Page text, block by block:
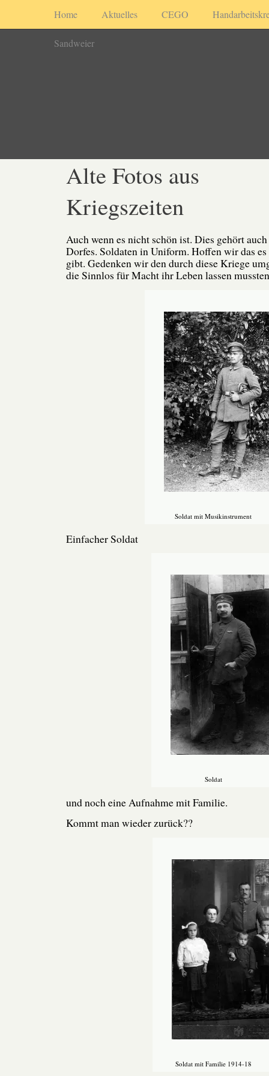
Home Aktuelles CEGO
Sandweier
Alte Fotos aus
Kriegszeiten
Auch wenn es nicht schön ist. Dies gehört
Dorfes. Soldaten in Uniform. Hoffen wir das
gibt. Gedenken wir den durch diese Kriege
die Sinnlos für Macht ihr Leben lassen
Soldat mit Musikinstrument
Einfacher Soldat
Soldat
und noch eine Aufnahme mit Familie.
Kommt man wieder zurück??
Soldat mit Familie 1914-18